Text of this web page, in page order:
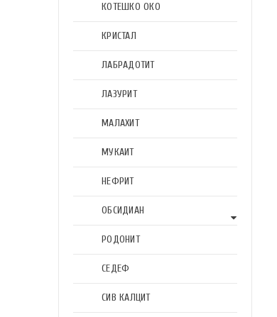
КОТЕШКО ОКО
КРИСТАЛ
ЛАБРАДОТИТ
ЛАЗУРИТ
МАЛАХИТ
МУКАИТ
НЕФРИТ
ОБСИДИАН
РОДОНИТ
СЕДЕФ
СИВ КАЛЦИТ